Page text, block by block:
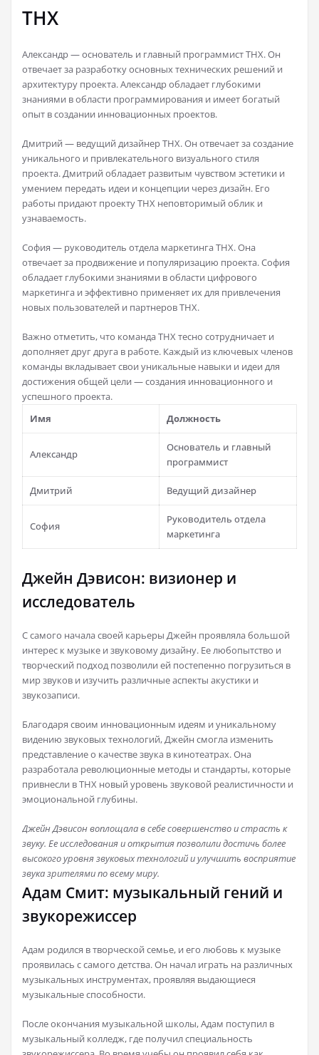
THX
Александр — основатель и главный программист THX. Он
отвечает за разработку основных технических решений и
архитектуру проекта. Александр обладает глубокими
знаниями в области программирования и имеет богатый
опыт в создании инновационных проектов.
Дмитрий — ведущий дизайнер THX. Он отвечает за создание
уникального и привлекательного визуального стиля
проекта. Дмитрий обладает развитым чувством эстетики и
умением передать идеи и концепции через дизайн. Его
работы придают проекту THX неповторимый облик и
узнаваемость.
София — руководитель отдела маркетинга THX. Она
отвечает за продвижение и популяризацию проекта. София
обладает глубокими знаниями в области цифрового
маркетинга и эффективно применяет их для привлечения
новых пользователей и партнеров THX.
Важно отметить, что команда THX тесно сотрудничает и
дополняет друг друга в работе. Каждый из ключевых членов
команды вкладывает свои уникальные навыки и идеи для
достижения общей цели — создания инновационного и
успешного проекта.
Имя
Должность
Александр
Основатель и главный
программист
Дмитрий Ведущий дизайнер
София
Руководитель отдела
маркетинга
Джейн Дэвисон: визионер и
исследователь
С самого начала своей карьеры Джейн проявляла большой
интерес к музыке и звуковому дизайну. Ее любопытство и
творческий подход позволили ей постепенно погрузиться в
мир звуков и изучить различные аспекты акустики и
звукозаписи.
Благодаря своим инновационным идеям и уникальному
видению звуковых технологий, Джейн смогла изменить
представление о качестве звука в кинотеатрах. Она
разработала революционные методы и стандарты, которые
привнесли в THX новый уровень звуковой реалистичности и
эмоциональной глубины.
Джейн Дэвисон воплощала в себе совершенство и страсть к
звуку. Ее исследования и открытия позволили достичь более
высокого уровня звуковых технологий и улучшить восприятие
звука зрителями по всему миру.
Адам Смит: музыкальный гений и
звукорежиссер
Адам родился в творческой семье, и его любовь к музыке
проявилась с самого детства. Он начал играть на различных
музыкальных инструментах, проявляя выдающиеся
музыкальные способности.
После окончания музыкальной школы, Адам поступил в
музыкальный колледж, где получил специальность